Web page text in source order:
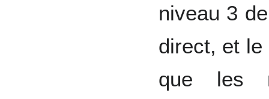
niveau 3
direct, et
que les